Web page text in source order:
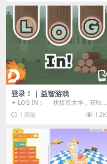
登录！ | 益智游戏
✦ LOG IN！ — 拼接原木堆，获取
分数！ ᑕ☲◎ ᑕ☲◎ ᑕ☲◎ ᑕ☲◎ ...
1 周前 1.2K